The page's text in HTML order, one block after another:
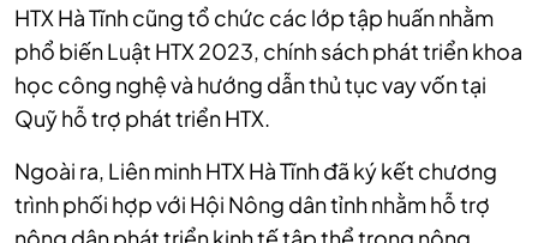
HTX Hà Tĩnh cũng tổ chức các lớp tập huấn nhằm
phổ biến Luật HTX 2023, chính sách phát triển khoa
học công nghệ và hướng dẫn thủ tục vay vốn tại
Quỹ hỗ trợ phát triển HTX.
Ngoài ra, Liên minh HTX Hà Tĩnh đã ký kết chương
trình phối hợp với Hội Nông dân tỉnh nhằm hỗ trợ